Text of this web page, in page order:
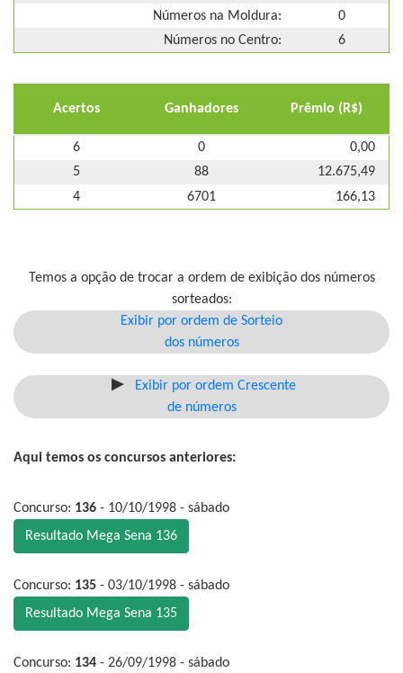
Números na Moldura:
0
Números no Centro:
6
Acertos Ganhadores Prêmio (R$)
6 0
0,00
5
88
12.675,49
4
6701 166,13
Temos a opção de trocar a ordem de exibição dos números
sorteados:
Exibir por ordem de Sorteio
dos números
Exibir por ordem Crescente
de números
Aqui temos os concursos anteriores:
Concurso: 136 - 10/10/1998 - sábado
Resultado Mega Sena 136
Concurso: 135 - 03/10/1998 - sábado
Resultado Mega Sena 135
Concurso: 134 - 26/09/1998 - sábado